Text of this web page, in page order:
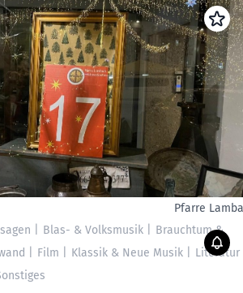
Pfarre
Blas- & Volksmusik
Brauchtum &
Film Klassik & Neue Musik
Literatur